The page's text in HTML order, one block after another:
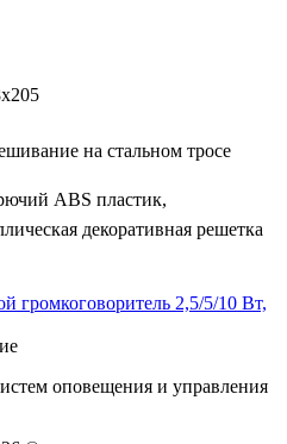
на стальном тросе
ABS пластик,
декоративная решетка
громкоговоритель 2,5/5/10 Вт,
оповещения и управления